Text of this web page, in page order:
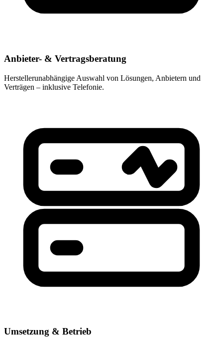
Anbieter- & Vertragsberatung
Herstellerunabhängige Auswahl von Lösungen, Anbietern und
Verträgen – inklusive Telefonie.
Umsetzung & Betrieb